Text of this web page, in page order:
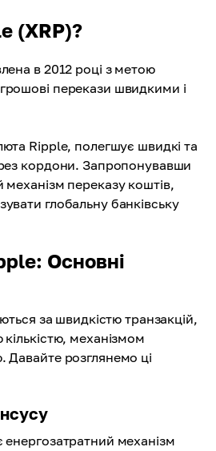
(XRP)?
в 2012 році з метою
перекази швидкими і
Ripple, полегшує швидкі та
кордони. Запропонувавши
механізм переказу коштів,
глобальну банківську
Основні
за швидкістю транзакцій,
механізмом
Давайте розглянемо ці
механізм